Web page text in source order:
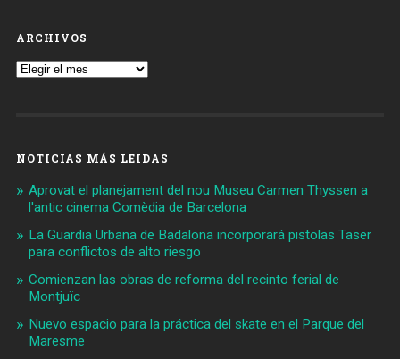
ARCHIVOS
Archivos
NOTICIAS MÁS LEIDAS
Aprovat el planejament del nou Museu Carmen Thyssen a
l'antic cinema Comèdia de Barcelona
La Guardia Urbana de Badalona incorporará pistolas Taser
para conflictos de alto riesgo
Comienzan las obras de reforma del recinto ferial de
Montjuïc
Nuevo espacio para la práctica del skate en el Parque del
Maresme